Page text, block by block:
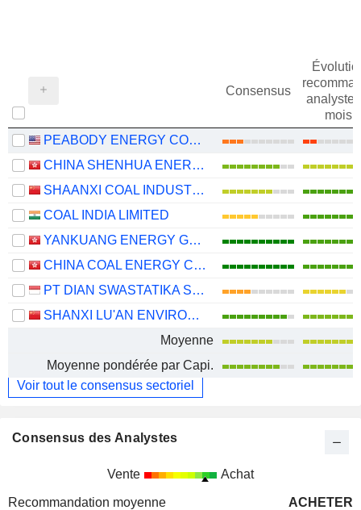
Consensus
mois
PEABODY ENERGY CORPORATION
CHINA SHENHUA ENERGY COMPANY LIMITED
SHAANXI COAL INDUSTRY COMPANY LIMITED
COAL INDIA LIMITED
YANKUANG ENERGY GROUP COMPANY LIMITED
CHINA COAL ENERGY COMPANY LIMITED
PT DIAN SWASTATIKA SENTOSA TBK
SHANXI LU'AN ENVIRONMENTAL ENERGY DEVELOPMENT CO., LTD.
Moyenne
Moyenne pondérée par Capi.
Voir tout le consensus sectoriel
Consensus des Analystes
Vente Achat
Recommandation moyenne
ACHETER